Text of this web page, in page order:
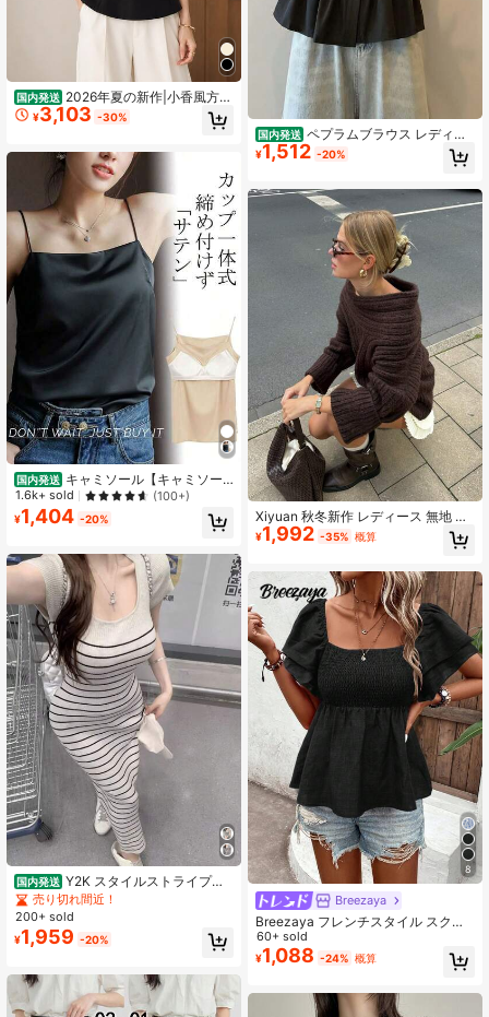
国内発送 2026年夏の新作|小香風方襟
トップス♪ウエスト絞り+ワイド袖で
大人可愛い!通勤・お出かけ・デイリ
効果◎シェインジャパン夏服小香風
方襟トップスワイド袖ウエストデザ
イン black
¥3,103 -30%
国内発送 キャミソール【キャミソー
ル カップ付き】 サテン 下着 インナ
ー ブラウス トップス タンクトップ
サテンスリップ 重ね着 光沢 オフィ
1.6k+ sold (100+)
¥1,404 -20%
国内発送 Y2K スタイルストライプキ
ャミニットワンピ スクエアネック半
袖ウエストマーク セクシー清純両立
おしゃれな夏新作レディース服
売り切れ間近！
200+ sold
¥1,959 -20%
国内発送 ペプラムブラウス レディー
ス 夏 半袖 Vネック シャーリングデザ
イン ウエストマーク 着痩せ 細見え
¥1,512 -20%
Xiyuan 秋冬新作 レディース 無地 ワ
ンショルダー 長袖 ニットトップ フ
ァッション ルーズ コールドショルダ
¥1,992 -35% 概算
8
Breezaya
Breezaya フレンチスタイル スクエ
アネック フレアスリーブブラウス、
ブルー クロップドトップ 夏用
60+ sold
¥1,088 -24% 概算